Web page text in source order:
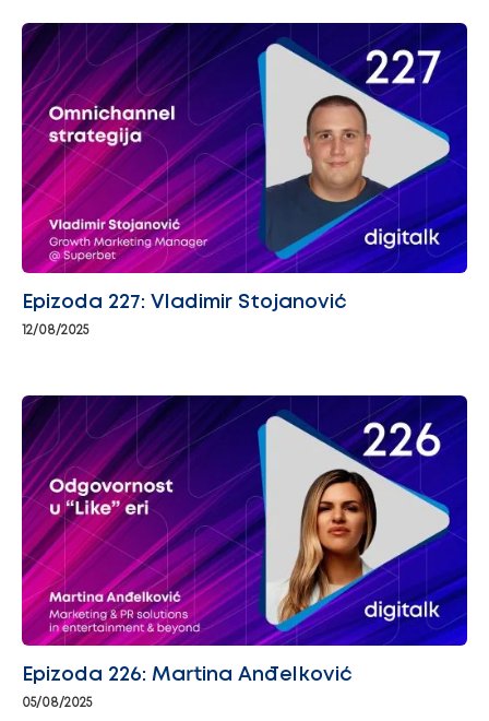
Epizoda 227: Vladimir Stojanović
12/08/2025
Epizoda 226: Martina Anđelković
05/08/2025